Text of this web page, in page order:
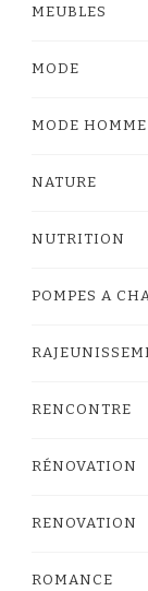
MEUBLES
MODE
MODE HOMME
NATURE
NUTRITION
POMPES A
RENCONTRE
RÉNOVATION
RENOVATION
ROMANCE